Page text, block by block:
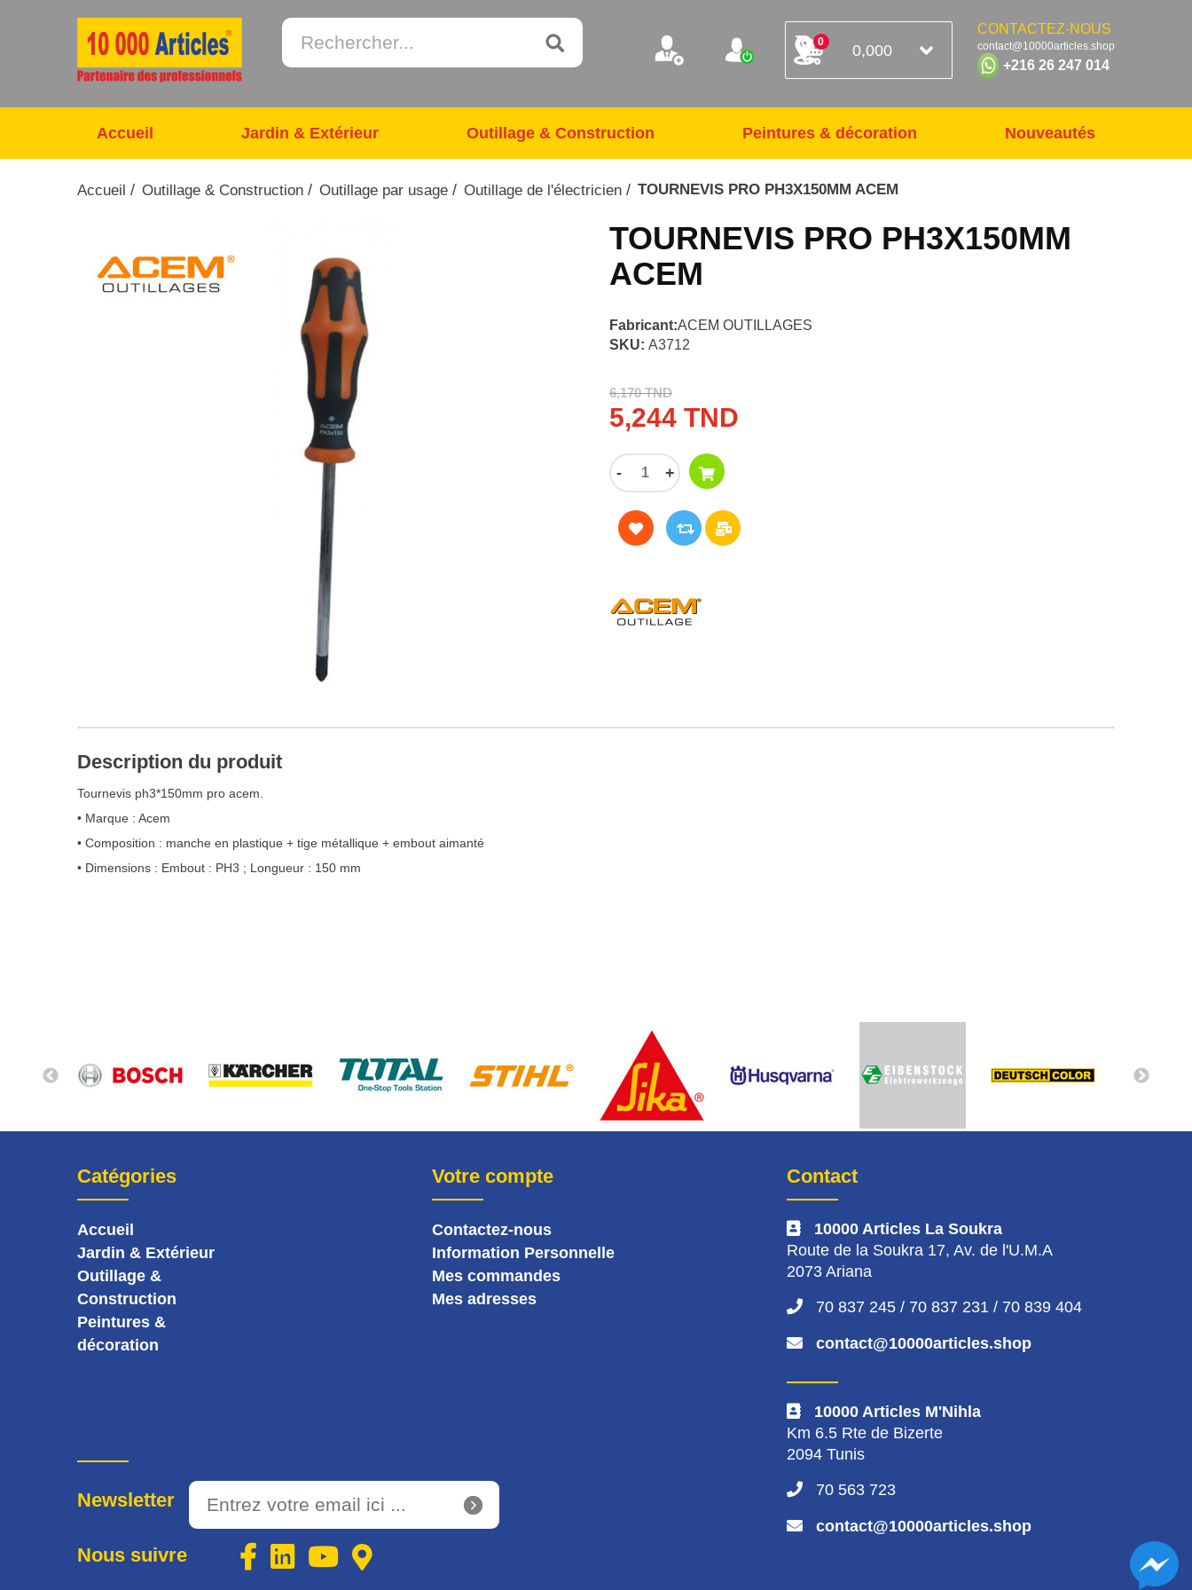
0 0,000
CONTACTEZ-NOUS
contact@10000articles.shop
+216 26 247 014
Accueil Jardin & Extérieur Outillage & Construction Peintures & décoration Nouveautés
Accueil / Outillage & Construction / Outillage par usage / Outillage de l'électricien / TOURNEVIS PRO PH3X150MM ACEM
TOURNEVIS PRO PH3X150MM
ACEM
Fabricant:ACEM OUTILLAGES
SKU: A3712
6,170 TND
5,244 TND
- +
Description du produit
Tournevis ph3*150mm pro acem.
• Marque : Acem
• Composition : manche en plastique + tige métallique + embout aimanté
• Dimensions : Embout : PH3 ; Longueur : 150 mm
Catégories
Accueil
Jardin & Extérieur
Outillage &
Construction
Peintures &
décoration
Votre compte
Contactez-nous
Information Personnelle
Mes commandes
Mes adresses
Contact
10000 Articles La Soukra
Route de la Soukra 17, Av. de l'U.M.A
2073 Ariana
70 837 245 / 70 837 231 / 70 839 404
contact@10000articles.shop
10000 Articles M'Nihla
Km 6.5 Rte de Bizerte
2094 Tunis
70 563 723
contact@10000articles.shop
Newsletter
Nous suivre